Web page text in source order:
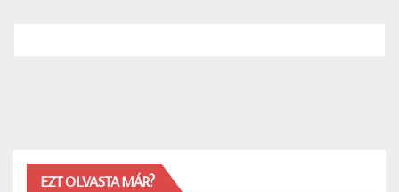
EZT OLVASTA MÁR?